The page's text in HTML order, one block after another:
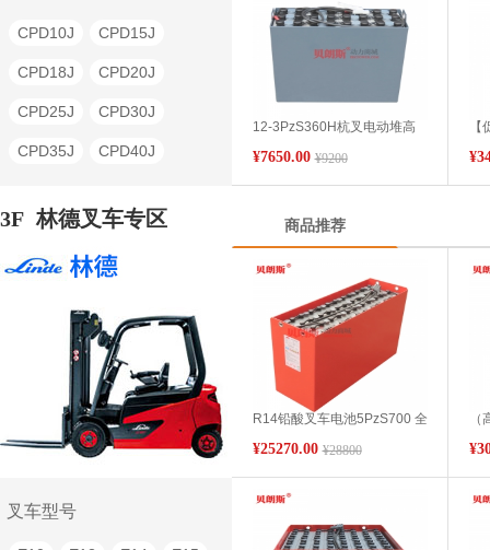
CPD10J CPD15J
CPD18J CPD20J
CPD25J CPD30J
CPD35J CPD40J
CPD15H CPD20H
CPD25H CPD30H
CPDS13J
CPDS16J CPDS18J
CPDS20J CQD12H
CQD14H CQD16H
QSD25
12-3PzS360H杭叉电动堆高
杭叉CDD16SC1电瓶组高清
¥7650.00 ¥9200
车
3F 林德叉车专区
叉车型号
商品推荐
R14铅酸叉车电池5PzS700 全
式叉车电池48V700Ah
¥25270.00 ¥28800
仓